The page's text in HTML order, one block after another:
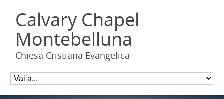
Calvary Chapel
Montebelluna
Chiesa Cristiana Evangelica